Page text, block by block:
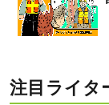
注目ライタ